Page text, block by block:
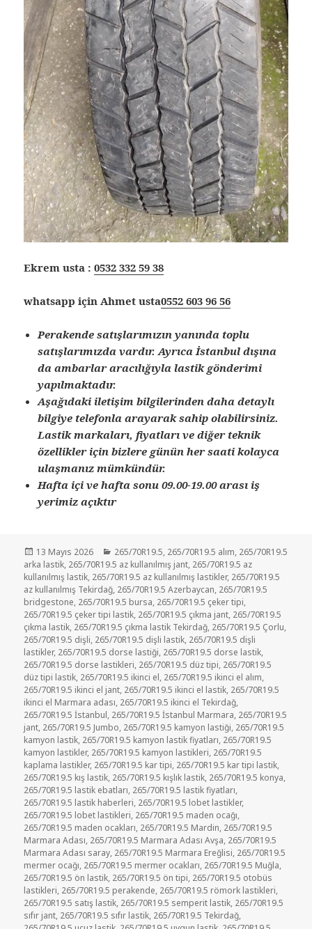
Ekrem usta :0532 332 59 38
whatsapp için Ahmet usta0552 603 96 56
Perakende satışlarımızın yanında toplu
satışlarımızda vardır. Ayrıca İstanbul dışına
da ambarlar aracılığıyla lastik gönderimi
yapılmaktadır.
Aşağıdaki iletişim bilgilerinden daha detaylı
bilgiye telefonla arayarak sahip olabilirsiniz.
Lastik markaları, fiyatları ve diğer teknik
özellikler için bizlere günün her saati kolayca
ulaşmanız mümkündür.
Hafta içi ve hafta sonu 09.00-19.00 arası iş
yerimiz açıktır
Yayın
tarihi
13 Mayıs 2026 Kategoriler
265/70R19.5, 265/70R19.5 alım, 265/70R19.5
arka lastik, 265/70R19.5 az kullanılmış jant, 265/70R19.5 az
kullanılmış lastik, 265/70R19.5 az kullanılmış lastikler, 265/70R19.5
az kullanılmış Tekirdağ, 265/70R19.5 Azerbaycan, 265/70R19.5
bridgestone, 265/70R19.5 bursa, 265/70R19.5 çeker tipi,
265/70R19.5 çeker tipi lastik, 265/70R19.5 çıkma jant, 265/70R19.5
çıkma lastik, 265/70R19.5 çıkma lastik Tekirdağ, 265/70R19.5 Çorlu,
265/70R19.5 dişli, 265/70R19.5 dişli lastik, 265/70R19.5 dişli
lastikler, 265/70R19.5 dorse lastiği, 265/70R19.5 dorse lastik,
265/70R19.5 dorse lastikleri, 265/70R19.5 düz tipi, 265/70R19.5
düz tipi lastik, 265/70R19.5 ikinci el, 265/70R19.5 ikinci el alım,
265/70R19.5 ikinci el jant, 265/70R19.5 ikinci el lastik, 265/70R19.5
ikinci el Marmara adası, 265/70R19.5 ikinci el Tekirdağ,
265/70R19.5 İstanbul, 265/70R19.5 İstanbul Marmara, 265/70R19.5
jant, 265/70R19.5 Jumbo, 265/70R19.5 kamyon lastiği, 265/70R19.5
kamyon lastik, 265/70R19.5 kamyon lastik fiyatları, 265/70R19.5
kamyon lastikler, 265/70R19.5 kamyon lastikleri, 265/70R19.5
kaplama lastikler, 265/70R19.5 kar tipi, 265/70R19.5 kar tipi lastik,
265/70R19.5 kış lastik, 265/70R19.5 kışlık lastik, 265/70R19.5 konya,
265/70R19.5 lastik ebatları, 265/70R19.5 lastik fiyatları,
265/70R19.5 lastik haberleri, 265/70R19.5 lobet lastikler,
265/70R19.5 lobet lastikleri, 265/70R19.5 maden ocağı,
265/70R19.5 maden ocakları, 265/70R19.5 Mardin, 265/70R19.5
Marmara Adası, 265/70R19.5 Marmara Adası Avşa, 265/70R19.5
Marmara Adası saray, 265/70R19.5 Marmara Ereğlisi, 265/70R19.5
mermer ocağı, 265/70R19.5 mermer ocakları, 265/70R19.5 Muğla,
265/70R19.5 ön lastik, 265/70R19.5 ön tipi, 265/70R19.5 otobüs
lastikleri, 265/70R19.5 perakende, 265/70R19.5 römork lastikleri,
265/70R19.5 satış lastik, 265/70R19.5 semperit lastik, 265/70R19.5
sıfır jant, 265/70R19.5 sıfır lastik, 265/70R19.5 Tekirdağ,